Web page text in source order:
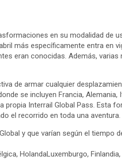
en su modalidad de
más específicamente entra en
eran conocidas. Además,
de armar cualquier
se incluyen Francia, Alemania,
Interrail Global Pass. Esta
el recorrido en toda una aventura.
y que varían según el tiempo
HolandaLuxemburgo,